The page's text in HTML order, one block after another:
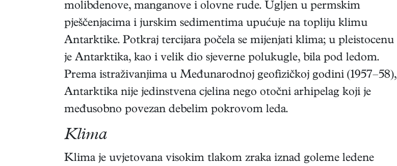
molibdenove, manganove i olovne rude. Ugljen u permskim
pješčenjacima i jurskim sedimentima upućuje na topliju klimu
Antarktike. Potkraj tercijara počela se mijenjati klima; u pleistocenu
je Antarktika, kao i velik dio sjeverne polukugle, bila pod ledom.
Prema istraživanjima u Međunarodnoj geofizičkoj godini (1957–58),
Antarktika nije jedinstvena cjelina nego otočni arhipelag koji je
međusobno povezan debelim pokrovom leda.
Klima
Klima je uvjetovana visokim tlakom zraka iznad goleme ledene